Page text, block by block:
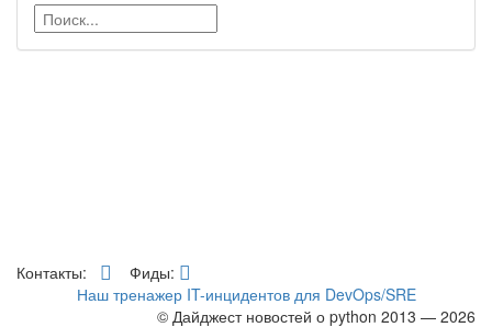
Контакты:
Фиды:
Наш тренажер IT-инцидентов для DevOps/SRE
© Дайджест новостей о python 2013 — 2026